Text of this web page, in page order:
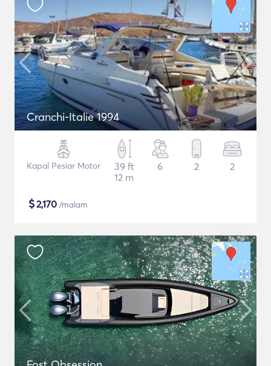
Cranchi-Italie 1994
Kapal Pesiar Motor
39 ft
12 m
6 2 2
$2,170 /malam